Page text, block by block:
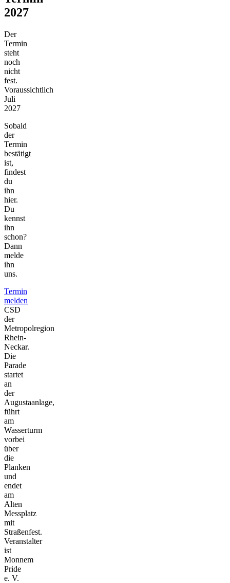
2027
Der
Termin
steht
noch
nicht
fest.
Voraussichtlich
Juli
2027
Sobald
der
Termin
bestätigt
ist,
findest
du
ihn
hier.
Du
kennst
ihn
schon?
Dann
melde
ihn
uns.
Termin
melden
CSD
der
Metropolregion
Rhein-
Neckar.
Die
Parade
startet
an
der
Augustaanlage,
führt
am
Wasserturm
vorbei
über
die
Planken
und
endet
am
Alten
Messplatz
mit
Straßenfest.
Veranstalter
ist
Monnem
Pride
e. V.